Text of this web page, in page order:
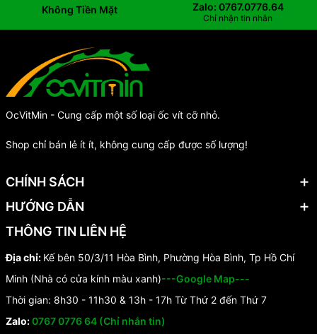
Không Tiền Mặt Zalo: 0767.0776.64
Chỉ nhận tin nhắn
OcVitMin - Cung cấp một số loại ốc vít cỡ nhỏ.
Shop chỉ bán lẻ ít ít, không cung cấp được số lượng!
CHÍNH SÁCH
HƯỚNG DẪN
THÔNG TIN LIÊN HỆ
Địa chỉ: Kế bên 50/3/11 Hòa Bình, Phường Hòa Bình, Tp Hồ Chí
Minh (Nhà có cửa kính màu xanh)---Google Map---
Thời gian: 8h30 - 11h30 & 13h - 17h Từ Thứ 2 đến Thứ 7
Zalo:0767 0776 64 (Chỉ nhắn tin)